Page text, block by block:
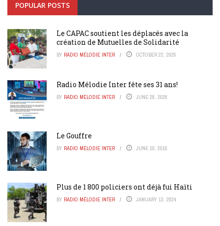
POPULAR POSTS
Le CAPAC soutient les déplacés avec la
création de Mutuelles de Solidarité
BY RADIO MÉLODIE INTER OCTOBER 22, 2025
Radio Mélodie Inter fête ses 31 ans!
BY RADIO MÉLODIE INTER JUNE 28, 2026
Le Gouffre
BY RADIO MÉLODIE INTER JUNE 10, 2015
Plus de 1 800 policiers ont déjà fui Haïti
BY RADIO MÉLODIE INTER JANUARY 13, 2024